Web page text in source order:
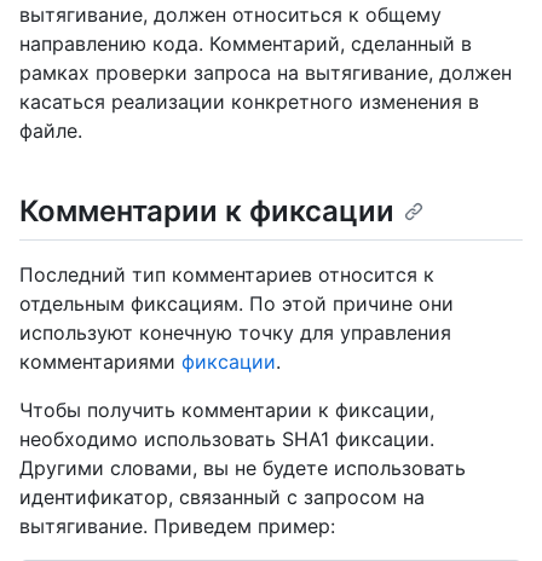
вытягивание, должен относиться к общему
направлению кода. Комментарий, сделанный в
рамках проверки запроса на вытягивание, должен
касаться реализации конкретного изменения в
файле.
Комментарии к фиксации
Последний тип комментариев относится к
отдельным фиксациям. По этой причине они
используют конечную точку для управления
комментариями фиксации.
Чтобы получить комментарии к фиксации,
необходимо использовать SHA1 фиксации.
Другими словами, вы не будете использовать
идентификатор, связанный с запросом на
вытягивание. Приведем пример: